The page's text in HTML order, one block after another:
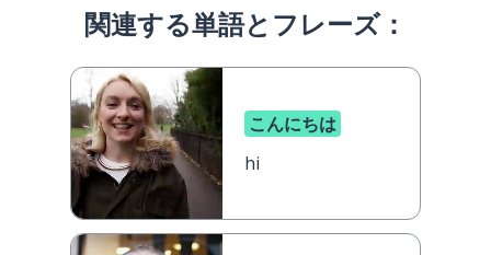
関連する単語とフレーズ：
こんにちは
hi